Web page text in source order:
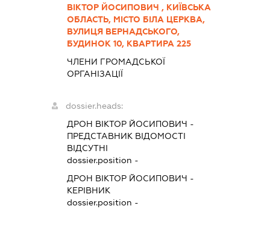
ВІКТОР ЙОСИПОВИЧ , КИЇВСЬКА
ОБЛАСТЬ, МІСТО БІЛА ЦЕРКВА,
ВУЛИЦЯ ВЕРНАДСЬКОГО,
БУДИНОК 10, КВАРТИРА 225
ЧЛЕНИ ГРОМАДСЬКОЇ
ОРГАНІЗАЦІЇ
dossier.heads:
ДРОН ВІКТОР ЙОСИПОВИЧ -
ПРЕДСТАВНИК ВІДОМОСТІ
ВІДСУТНІ
dossier.position -
ДРОН ВІКТОР ЙОСИПОВИЧ -
КЕРІВНИК
dossier.position -